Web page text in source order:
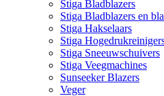
Stiga Bladblazers
Stiga Bladblazers en
Stiga Hakselaars
Stiga
Stiga Sneeuwschuivers
Stiga Veegmachines
Sunseeker Blazers
Veger